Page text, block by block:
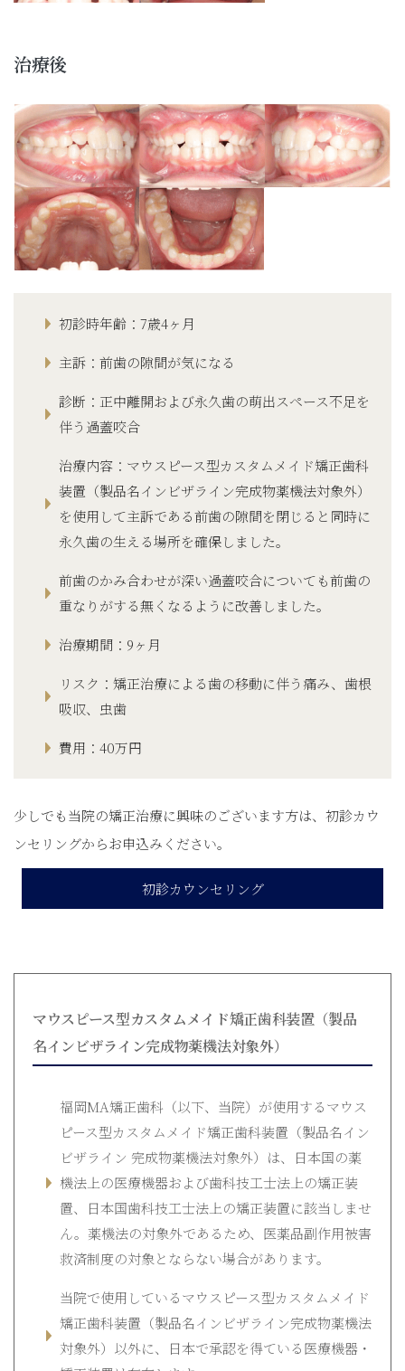
治療後
初診時年齢：7歳4ヶ月
主訴：前歯の隙間が気になる
診断：正中離開および永久歯の萌出スペース不足を
伴う過蓋咬合
治療内容：マウスピース型カスタムメイド矯正歯科
装置（製品名インビザライン完成物薬機法対象外）
を使用して主訴である前歯の隙間を閉じると同時に
永久歯の生える場所を確保しました。
前歯のかみ合わせが深い過蓋咬合についても前歯の
重なりがする無くなるように改善しました。
治療期間：9ヶ月
リスク：矯正治療による歯の移動に伴う痛み、歯根
吸収、虫歯
費用：40万円
少しでも当院の矯正治療に興味のございます方は、初診カウ
ンセリング​からお申込みください。
初診カウンセリング
マウスピース型カスタムメイド矯正歯科装置（製品
名インビザライン完成物薬機法対象外）
福岡MA矯正歯科（以下、当院）が使用するマウス
ピース型カスタムメイド矯正歯科装置（製品名イン
ビザライン 完成物薬機法対象外）は、日本国の薬
機法上の医療機器および歯科技工士法上の矯正装
置、日本国歯科技工士法上の矯正装置に該当しませ
ん。薬機法の対象外であるため、医薬品副作用被害
救済制度の対象とならない場合があります。
当院で使用しているマウスピース型カスタムメイド
矯正歯科装置（製品名インビザライン完成物薬機法
対象外）以外に、日本で承認を得ている医療機器・